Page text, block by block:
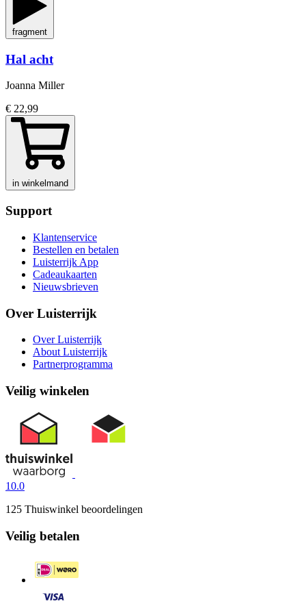
fragment
Hal acht
Joanna Miller
€ 22,99
in winkelmand
Support
Klantenservice
Bestellen en betalen
Luisterrijk App
Cadeaukaarten
Nieuwsbrieven
Over Luisterrijk
Over Luisterrijk
About Luisterrijk
Partnerprogramma
Veilig winkelen
10.0
125 Thuiswinkel beoordelingen
Veilig betalen